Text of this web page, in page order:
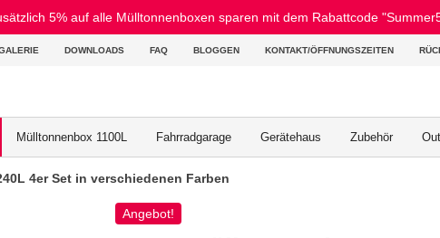
5% auf alle Mülltonnenboxen sparen mit dem Rabattcode
DOWNLOADS FAQ BLOGGEN KONTAKT/ÖFFNUNGSZEITEN
Mülltonnenbox 1100L Fahrradgarage Gerätehaus Zubehör
4er Set in verschiedenen Farben
Angebot!